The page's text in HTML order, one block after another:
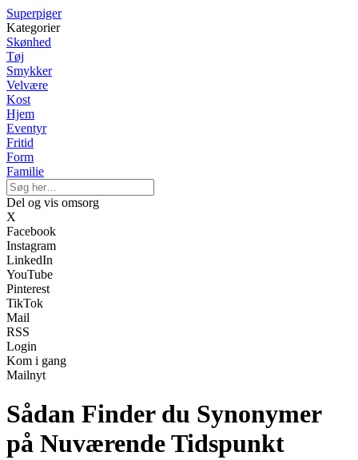
Superpiger
Kategorier
Skønhed
Tøj
Smykker
Velvære
Kost
Hjem
Eventyr
Fritid
Form
Familie
Del og vis omsorg
X
Facebook
Instagram
LinkedIn
YouTube
Pinterest
TikTok
Mail
RSS
Login
Kom i gang
Mailnyt
Sådan Finder du Synonymer
på Nuværende Tidspunkt